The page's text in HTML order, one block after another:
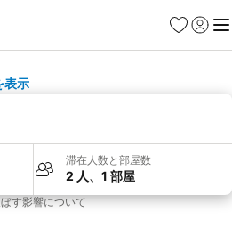
お気に入り
ログイ
メ
表示
滞在人数と部屋数
2 人、1 部屋
す影響について